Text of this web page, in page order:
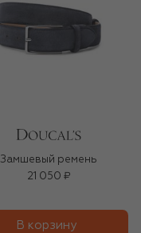
Замшевый ремень
21 050 ₽
В корзину